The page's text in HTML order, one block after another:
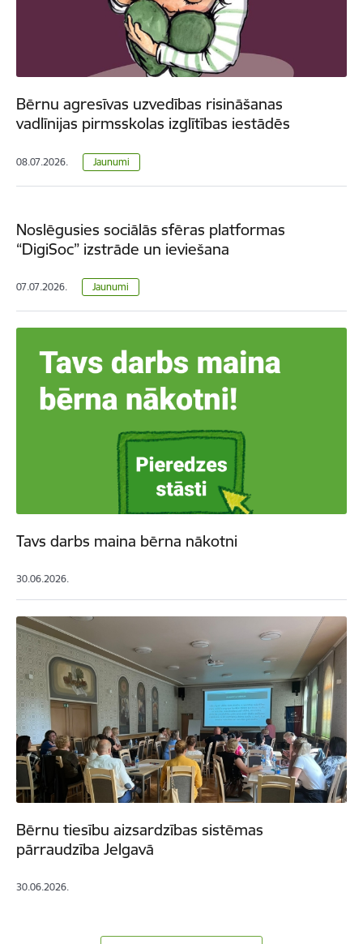
Bērnu agresīvas uzvedības risināšanas
vadlīnijas pirmsskolas izglītības iestādēs
08.07.2026. Jaunumi
Noslēgusies sociālās sfēras platformas
“DigiSoc” izstrāde un ieviešana
07.07.2026. Jaunumi
Tavs darbs maina bērna nākotni
30.06.2026.
Bērnu tiesību aizsardzības sistēmas
pārraudzība Jelgavā
30.06.2026.